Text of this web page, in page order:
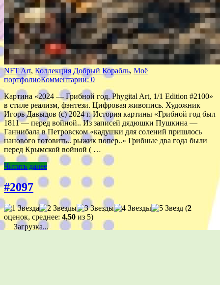
NFT Art, Коллекция Добрый Корабль, Моё
портфолиоКомментарии: 0
Картина «2024 — Грибной год. Phygital Art, 1/1 Edition #2100»
в стиле реализм, фэнтези. Цифровая живопись. Художник
Игорь Давыдов (с) 2024 г. История картины «Грибной год был
1811 — перед войной.. Из записей дядюшки Пушкина —
Ганнибала в Петровском «кадушки для солений пришлось
нанового готовить.. рыжик попер..» Грибные два года были
перед Крымской войной ( …
Читать далее
#2097
(2
оценок, среднее: 4,50 из 5)
Загрузка...